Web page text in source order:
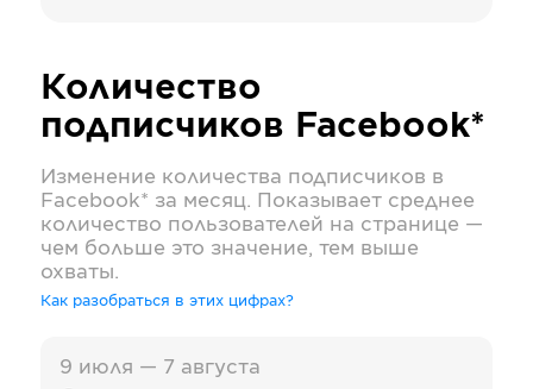
Количество
подписчиков Facebook*
Изменение количества подписчиков в
Facebook* за месяц. Показывает среднее
количество пользователей на странице —
чем больше это значение, тем выше
охваты.
Как разобраться в этих цифрах?
9 июля — 7 августа